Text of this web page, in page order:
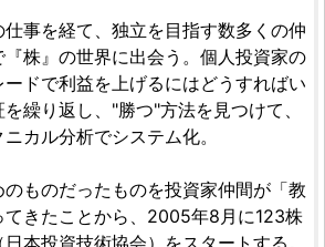
事を経て、独立を目指す数多くの仲
株』の世界に出会う。個人投資家の
ドで利益を上げるにはどうすればい
繰り返し、"勝つ"方法を見つけて、
カル分析でシステム化。
ものだったものを投資家仲間が「教
てきたことから、2005年8月に123株
本投資技術協会）をスタートする。